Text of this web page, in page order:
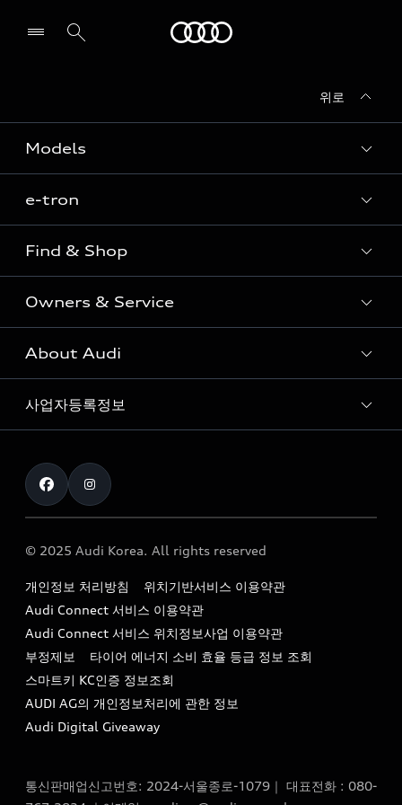
위로
Models
Sedan
SUV
Coupe
S range
e-tron
e-tron
Find & Shop
전시장/AAP 전시장/AS센터
아우디 신차 재고
아우디 모델 비교하기
아우디 공식 인증 중고차
The new Audi A6 Taste Drive 이벤트
Owners & Service
고객안내
Audi Connect
myAudiworld
내비게이션 데이터 다운로드
아우디 영상 매뉴얼
서비스 센터
서비스 프로그램
아우디 e-tron 케어 프로그램
사설수리업체를 위한 권고사항
About Audi
아우디 브랜드
Formula 1
Audi Story
아우디코리아 소식
아우디코리아 소개
아우디 스토리
아우디 브랜드 히스토리
quattro 시스템
사업자등록정보
통신판매업신고번호 : 2024-서울종로-1079
대표자명 : 틸 셰어
딩)
이메일 : audi_m@audi-ccc.co.kr
© 2025 Audi Korea. All rights reserved
개인정보 처리방침
위치기반서비스 이용약관
Audi Connect 서비스 이용약관
Audi Connect 서비스 위치정보사업 이용약관
부정제보
타이어 에너지 소비 효율 등급 정보 조회
스마트키 KC인증 정보조회
AUDI AG의 개인정보처리에 관한 정보
Audi Digital Giveaway
통신판매업신고번호: 2024-서울종로-1079｜ 대표전화 : 080-